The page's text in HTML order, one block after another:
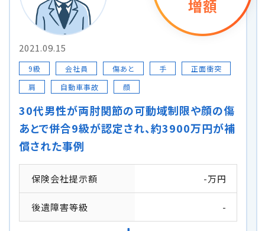
2021.09.15
9級 会社員 傷あと 手
正面衝突
肩
自動車事故 顔
30代男性が両肘関節の可動域制限や顔の傷
あとで併合9級が認定され、約3900万円が補
償された事例
保険会社提示額 -万円
後遺障害等級 -
増額